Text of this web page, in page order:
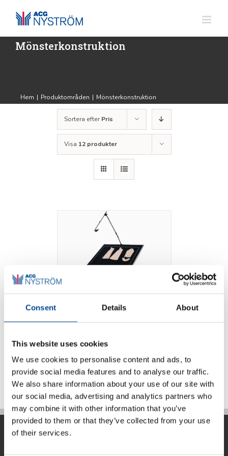
Consent Details About
This website uses cookies
We use cookies to personalise content and ads, to
provide social media features and to analyse our traffic.
We also share information about your use of our site with
our social media, advertising and analytics partners who
may combine it with other information that you’ve
provided to them or that they’ve collected from your use
of their services.
innehållet
Mönsterkonstruktion
Hem | Produktområden | Mönsterkonstruktion
Sortera efterPris
Visa 12 produkter
Photo Digitizer
Detaljer